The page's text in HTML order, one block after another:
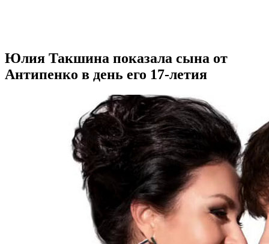
Юлия Такшина показала сына от
Антипенко в день его 17-летия